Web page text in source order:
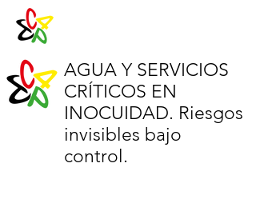
AGUA Y SERVICIOS
CRÍTICOS EN
INOCUIDAD. Riesgos
invisibles bajo
control.